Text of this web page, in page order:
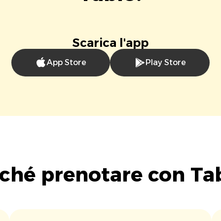
Scarica l'app
App Store Play Store
prenotare con